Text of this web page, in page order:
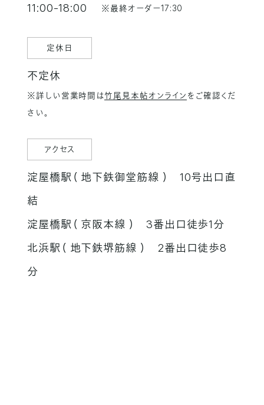
11:00-18:00 ※最終オーダー17:30
定休日
不定休
※詳しい営業時間は竹尾見本帖オンライン をご確認くだ
さい。
アクセス
淀屋橋駅（ 地下鉄御堂筋線 ） 10号出口直
結
淀屋橋駅（ 京阪本線 ） 3番出口徒歩1分
北浜駅（ 地下鉄堺筋線 ） 2番出口徒歩8
分